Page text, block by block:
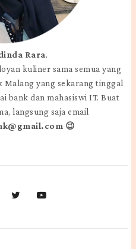
Rara.
kuliner sama semua yang
Malang yang sekarang tinggal
bank dan mahasiswi IT. Buat
langsung saja email
😉